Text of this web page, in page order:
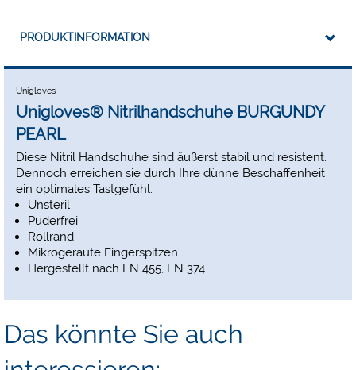
PRODUKTINFORMATION
Unigloves
Unigloves® Nitrilhandschuhe BURGUNDY
PEARL
Diese Nitril Handschuhe sind äußerst stabil und resistent.
Dennoch erreichen sie durch Ihre dünne Beschaffenheit
ein optimales Tastgefühl.
Unsteril
Puderfrei
Rollrand
Mikrogeraute Fingerspitzen
Hergestellt nach EN 455, EN 374
Das könnte Sie auch